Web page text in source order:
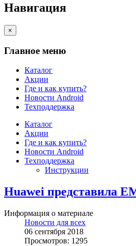
Навигация
×
Главное меню
Каталог
Акции
Где и как купить?
Новости Android
Техподдержка
Каталог
Акции
Где и как купить?
Новости Android
Техподдержка
Инструкции
Huawei представила
Информация о материале
Новости для всех
06 сентября 2018
Просмотров: 1295